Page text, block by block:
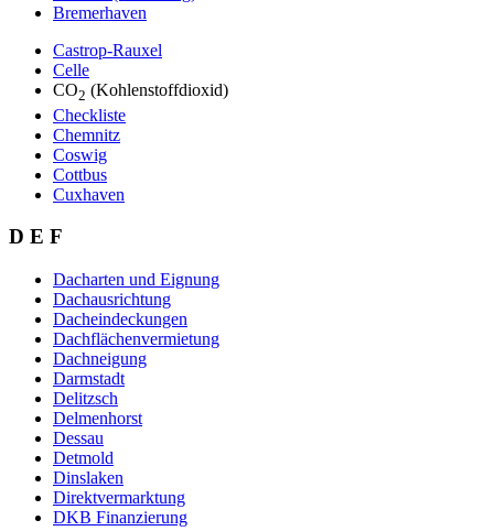
Bremerhaven
Castrop-Rauxel
Celle
CO2 (Kohlenstoffdioxid)
Checkliste
Chemnitz
Coswig
Cottbus
Cuxhaven
D E F
Dacharten und Eignung
Dachausrichtung
Dacheindeckungen
Dachflächenvermietung
Dachneigung
Darmstadt
Delitzsch
Delmenhorst
Dessau
Detmold
Dinslaken
Direktvermarktung
DKB Finanzierung